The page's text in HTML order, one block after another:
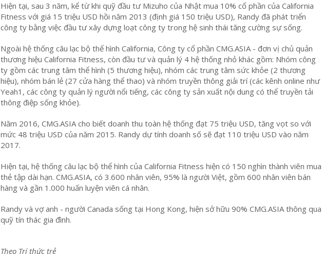
Hiện tại, sau 3 năm, kể từ khi quỹ đầu tư Mizuho của Nhật mua 10% cổ phần của California
Fitness với giá 15 triệu USD hồi năm 2013 (định giá 150 triệu USD), Randy đã phát triển
công ty bằng việc đầu tư xây dựng loạt công ty trong hệ sinh thái tăng cường sự sống.
Ngoài hệ thống câu lạc bộ thể hình California, Công ty cổ phần CMG.ASIA - đơn vị chủ quản
thương hiệu California Fitness, còn đầu tư và quản lý 4 hệ thống nhỏ khác gồm: Nhóm công
ty gồm các trung tâm thể hình (5 thương hiệu), nhóm các trung tâm sức khỏe (2 thương
hiệu), nhóm bán lẻ (27 cửa hàng thể thao) và nhóm truyền thông giải trí (các kênh online như
Yeah1, các công ty quản lý người nổi tiếng, các công ty sản xuất nội dung có thể truyền tải
thông điệp sống khỏe).
Năm 2016, CMG.ASIA cho biết doanh thu toàn hệ thống đạt 75 triệu USD, tăng vọt so với
mức 48 triệu USD của năm 2015. Randy dự tính doanh số sẽ đạt 110 triệu USD vào năm
2017.
Hiện tại, hệ thống câu lạc bộ thể hình của California Fitness hiện có 150 nghìn thành viên mua
thẻ tập dài hạn. CMG.ASIA, có 3.600 nhân viên, 95% là người Việt, gồm 600 nhân viên bán
hàng và gần 1.000 huấn luyện viên cá nhân.
Randy và vợ anh - người Canada sống tại Hong Kong, hiện sở hữu 90% CMG.ASIA thông qua
quỹ tín thác gia đình.
Theo Trí thức trẻ